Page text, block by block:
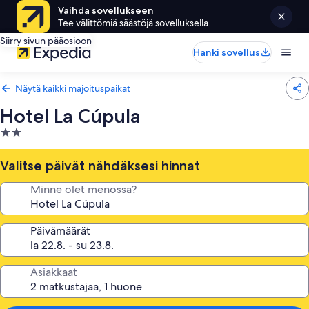
Vaihda sovellukseen
Tee välittömiä säästöjä sovelluksella.
Siirry sivun pääosioon
Hanki sovellus
Näytä kaikki majoituspaikat
Hotel La Cúpula
2.0
tähden
majoituspaikka
Valitse päivät nähdäksesi hinnat
Minne olet menossa?
Päivämäärät
Asiakkaat